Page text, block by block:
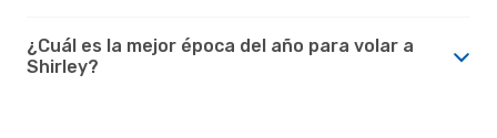
¿Cuál es la mejor época del año para volar a
Shirley?